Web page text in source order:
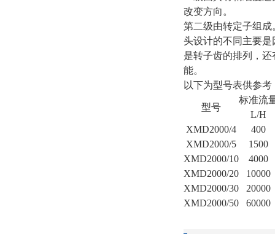
改变方向。
第二级由转定子组
头设计的不同主要
是转子齿的排列，
能。
以下为型号表供参考
型号
标准流
L/H
XMD2000/4
400
XMD2000/5
1500
XMD2000/10
4000
XMD2000/20
10000
XMD2000/30
20000
XMD2000/50
60000